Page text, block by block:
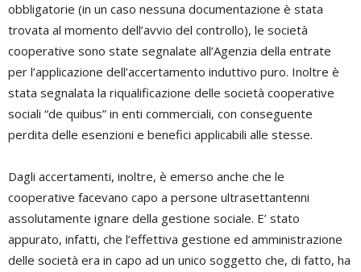
obbligatorie (in un caso nessuna documentazione è stata
trovata al momento dell’avvio del controllo), le società
cooperative sono state segnalate all’Agenzia della entrate
per l’applicazione dell’accertamento induttivo puro. Inoltre è
stata segnalata la riqualificazione delle società cooperative
sociali “de quibus” in enti commerciali, con conseguente
perdita delle esenzioni e benefici applicabili alle stesse.
Dagli accertamenti, inoltre, è emerso anche che le
cooperative facevano capo a persone ultrasettantenni
assolutamente ignare della gestione sociale. E’ stato
appurato, infatti, che l’effettiva gestione ed amministrazione
delle società era in capo ad un unico soggetto che, di fatto, ha